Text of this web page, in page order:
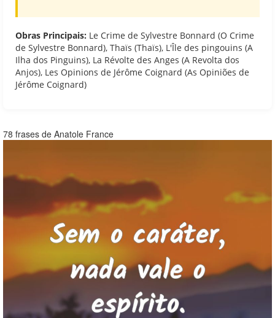
Obras Principais: Le Crime de Sylvestre Bonnard (O Crime
de Sylvestre Bonnard), Thaïs (Thaïs), L'Île des pingouins (A
Ilha dos Pinguins), La Révolte des Anges (A Revolta dos
Anjos), Les Opinions de Jérôme Coignard (As Opiniões de
Jérôme Coignard)
78 frases de Anatole France